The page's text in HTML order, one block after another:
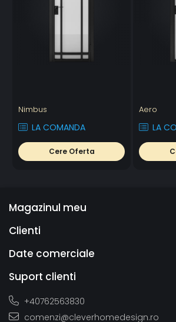
Nimbus
LA COMANDA
Cere Oferta
Aero
LA
Magazinul meu
Clienti
Date comerciale
Suport clienti
+40762563830
comenzi@cleverhomedesign.ro